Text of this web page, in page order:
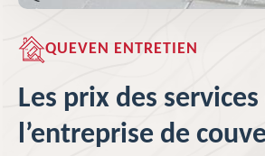
QUEVEN ENTRETIEN
Les prix des services
l’entreprise de